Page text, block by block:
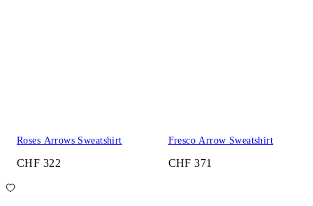
Roses Arrows Sweatshirt
CHF 322
Fresco Arrow Sweatshirt
CHF 371